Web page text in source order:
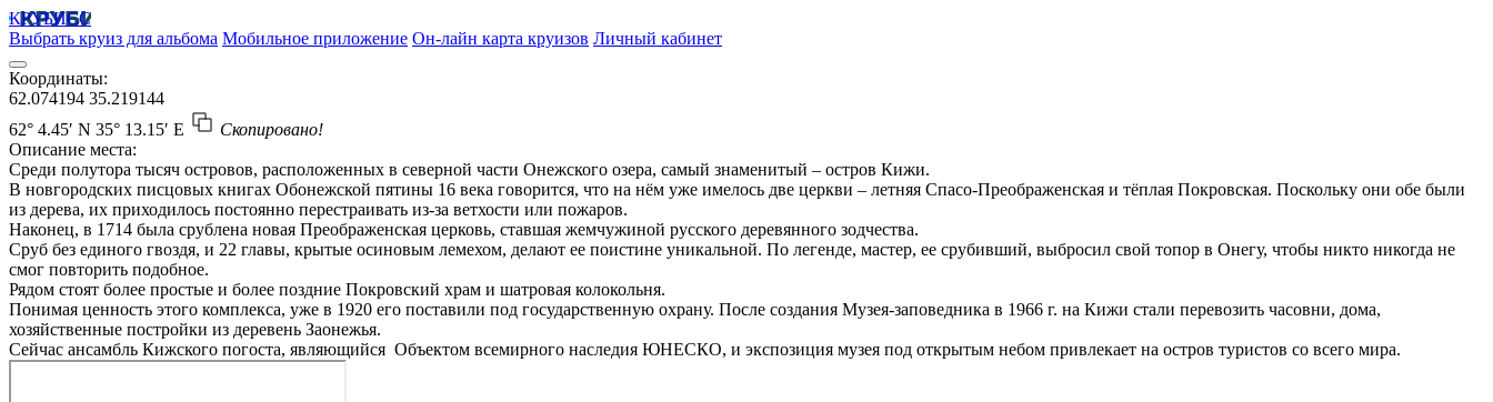
КРУБИСС
Выбрать круиз для альбома Мобильное приложение Он-лайн карта круизов Личный кабинет
Координаты:
62.074194 35.219144
62° 4.45′ N 35° 13.15′ E
Скопировано!
Описание места:
Среди полутора тысяч островов, расположенных в северной части Онежского озера, самый знаменитый – остров Кижи.
В новгородских писцовых книгах Обонежской пятины 16 века говорится, что на нём уже имелось две церкви – летняя Спасо-Преображенская и тёплая Покровская. Поскольку они обе были
из дерева, их приходилось постоянно перестраивать из-за ветхости или пожаров.
Наконец, в 1714 была срублена новая Преображенская церковь, ставшая жемчужиной русского деревянного зодчества.
Сруб без единого гвоздя, и 22 главы, крытые осиновым лемехом, делают ее поистине уникальной. По легенде, мастер, ее срубивший, выбросил свой топор в Онегу, чтобы никто никогда не
смог повторить подобное.
Рядом стоят более простые и более поздние Покровский храм и шатровая колокольня.
Понимая ценность этого комплекса, уже в 1920 его поставили под государственную охрану. После создания Музея-заповедника в 1966 г. на Кижи стали перевозить часовни, дома,
хозяйственные постройки из деревень Заонежья.
Сейчас ансамбль Кижского погоста, являющийся Объектом всемирного наследия ЮНЕСКО, и экспозиция музея под открытым небом привлекает на остров туристов со всего мира.